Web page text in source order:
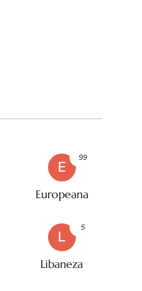
E
Europeana
99
L
Libaneza
5